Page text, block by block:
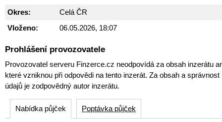
Okres:
Celá ČR
Vloženo:
06.05.2026, 18:07
Prohlášení provozovatele
Provozovatel serveru Finzerce.cz neodpovídá za obsah inzerátu
které vzniknou při odpovědi na tento inzerát. Za obsah a
údajů je zodpovědný autor inzerátu.
Nabídka půjček Poptávka půjček